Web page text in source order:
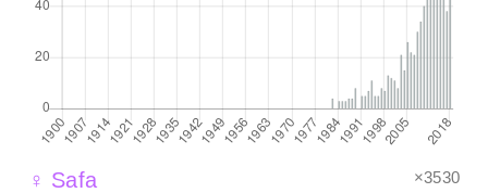
♀ Safa ×3530